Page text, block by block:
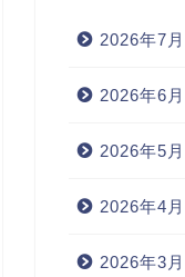
2026年7月
2026年6月
2026年5月
2026年4月
2026年3月